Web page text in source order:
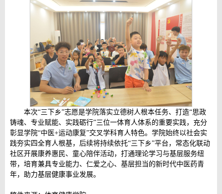
本次“三下乡”志愿是学院落实立德树人根本任务、打造“思政
铸魂、专业赋能、实践砺行”三位一体育人体系的重要实践，充分
彰显学院“中医+运动康复”交叉学科育人特色。学院始终以社会实
践夯实四全育人根基，后续将持续依托“三下乡”平台，常态化联动
社区开展康养惠民、童心陪伴活动，打通理论学习与基层服务纽
带，培育兼具专业能力、仁爱之心、基层担当的新时代中医药青
年，助力基层健康事业发展。